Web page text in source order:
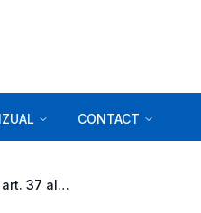
CONTACT
In temeiul art. 37 alin 7 din Regulamentul 679/2016